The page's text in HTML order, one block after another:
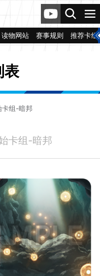
读物网站 赛事规则 推荐卡组
表
卡组-暗邦
卡组-暗邦